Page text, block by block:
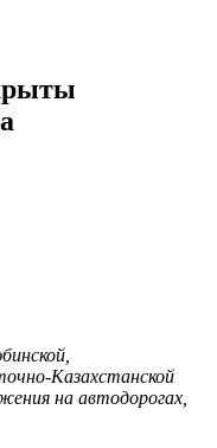
Казахстанской
на автодорогах,